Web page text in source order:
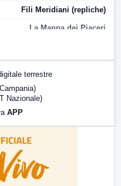
Fili Meridiani (repliche)
La Mappa dei Piaceri
terrestre
Nazionale)
APP